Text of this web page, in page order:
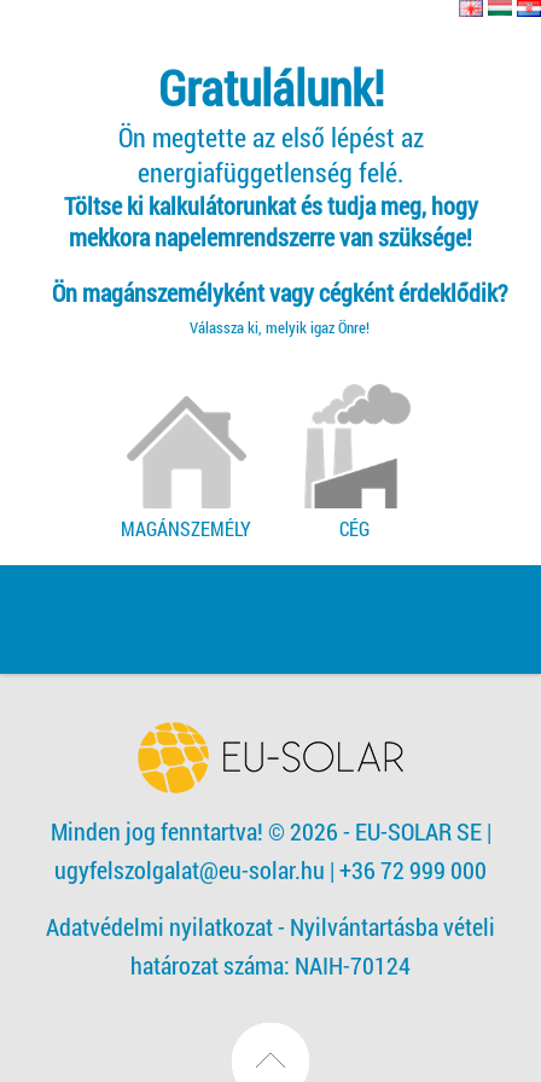
Gratulálunk!
Ön megtette az első lépést az
energiafüggetlenség felé.
Töltse ki kalkulátorunkat és tudja meg, hogy
mekkora napelemrendszerre van szüksége!
Ön magánszemélyként vagy cégként érdeklődik?
Válassza ki, melyik igaz Önre!
MAGÁNSZEMÉLY CÉG
Minden jog fenntartva! © 2026 - EU-SOLAR SE|
ugyfelszolgalat@eu-solar.hu | +36 72 999 000
Adatvédelmi nyilatkozat - Nyilvántartásba vételi
határozat száma: NAIH-70124